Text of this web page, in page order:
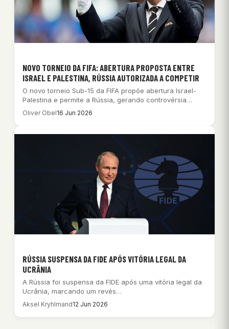
NOVO TORNEIO DA FIFA: ABERTURA PROPOSTA ENTRE
ISRAEL E PALESTINA, RÚSSIA AUTORIZADA A COMPETIR
O novo torneio Sub-15 da FIFA propõe abertura Israel-
Palestina e permite a Rússia, gerando controvérsia…
Oliver Obel16 Jun 2026
RÚSSIA SUSPENSA DA FIDE APÓS VITÓRIA LEGAL DA
UCRÂNIA
A Rússia foi suspensa da FIDE após uma vitória legal da
Ucrânia, marcando um revés…
Aksel Kryhlmand12 Jun 2026